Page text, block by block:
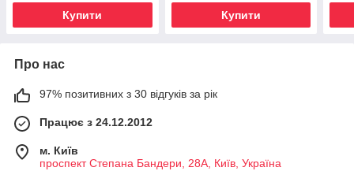
Купити Купити
Про нас
97% позитивних з 30 відгуків за рік
Працює з 24.12.2012
м. Київ
проспект Степана Бандери, 28А, Київ, Україна